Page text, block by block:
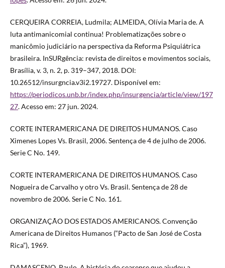
CERQUEIRA CORREIA, Ludmila; ALMEIDA, Olívia Maria de. A
luta antimanicomial continua! Problematizações sobre o
manicômio judiciário na perspectiva da Reforma Psiquiátrica
brasileira. InSURgência: revista de direitos e movimentos sociais,
Brasília, v. 3, n. 2, p. 319–347, 2018. DOI:
10.26512/insurgncia.v3i2.19727. Disponível em:
https://periodicos.unb.br/index.php/insurgencia/article/view/197
27. Acesso em: 27 jun. 2024.
CORTE INTERAMERICANA DE DIREITOS HUMANOS. Caso
Ximenes Lopes Vs. Brasil, 2006. Sentença de 4 de julho de 2006.
Serie C No. 149.
CORTE INTERAMERICANA DE DIREITOS HUMANOS. Caso
Nogueira de Carvalho y otro Vs. Brasil. Sentença de 28 de
novembro de 2006. Serie C No. 161.
ORGANIZAÇÃO DOS ESTADOS AMERICANOS. Convenção
Americana de Direitos Humanos (“Pacto de San José de Costa
Rica”), 1969.